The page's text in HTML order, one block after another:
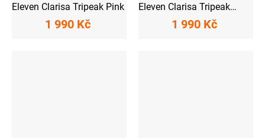
Eleven Clarisa Tripeak Pink
1 990 Kč
Eleven Clarisa Tripeak
1 990 Kč